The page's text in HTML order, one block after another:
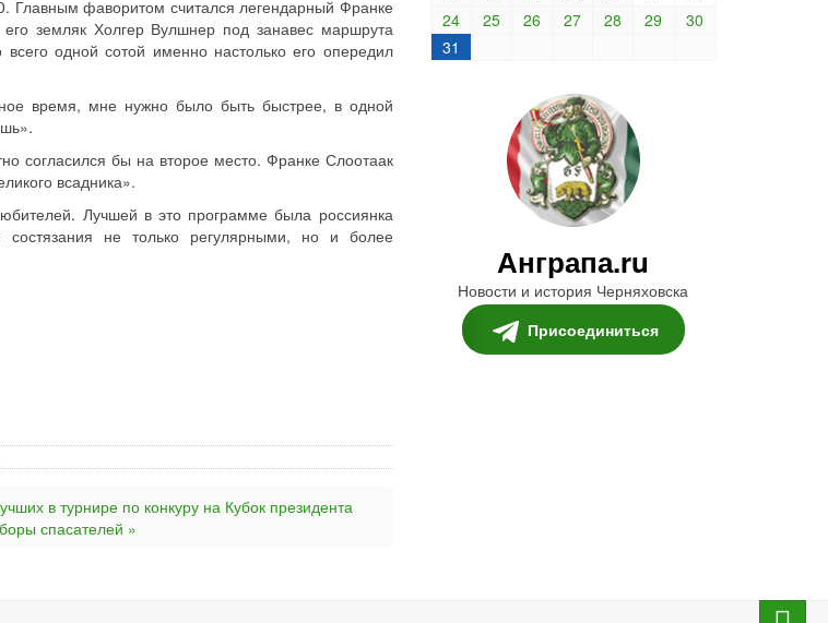
Главным фаворитом считался легендарный Франке
земляк Холгер Вулшнер под занавес маршрута
одной сотой именно настолько его опередил
время, мне нужно было быть быстрее, в одной
бы на второе место. Франке Слоотаак
всадника».
Лучшей в это программе была россиянка
не только регулярными, но и более
в турнире по конкуру на Кубок президента
спасателей »
24
25 26 27 28 29
30
31
Анграпа.ru
Новости и история Черняховска
Присоединиться